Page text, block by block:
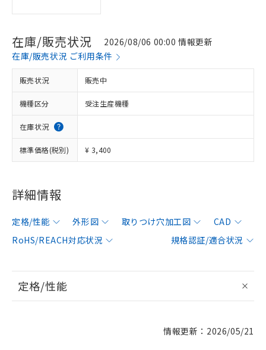
在庫/販売状況
2026/08/06 00:00 情報更新
在庫/販売状況 ご利用条件
販売状況 販売中
機種区分 受注生産機種
在庫状況
標準価格(税別) ¥ 3,400
詳細情報
定格/性能 外形図 取りつけ穴加工図
CAD
RoHS/REACH対応状況
規格認証/適合状況
定格/性能
情報更新：2026/05/21